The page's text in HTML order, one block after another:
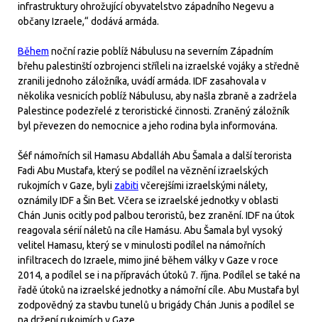
infrastruktury ohrožující obyvatelstvo západního Negevu a
občany Izraele,“ dodává armáda.
Během noční razie poblíž Nábulusu na severním Západním
břehu palestinští ozbrojenci stříleli na izraelské vojáky a středně
zranili jednoho záložníka, uvádí armáda. IDF zasahovala v
několika vesnicích poblíž Nábulusu, aby našla zbraně a zadržela
Palestince podezřelé z teroristické činnosti. Zraněný záložník
byl převezen do nemocnice a jeho rodina byla informována.
Šéf námořních sil Hamasu Abdalláh Abu Šamala a další terorista
Fadi Abu Mustafa, který se podílel na věznění izraelských
rukojmích v Gaze, byli zabitivčerejšími izraelskými nálety,
oznámily IDF a Šin Bet. Včera se izraelské jednotky v oblasti
Chán Junis ocitly pod palbou teroristů, bez zranění. IDF na útok
reagovala sérií náletů na cíle Hamásu. Abu Šamala byl vysoký
velitel Hamasu, který se v minulosti podílel na námořních
infiltracech do Izraele, mimo jiné během války v Gaze v roce
2014, a podílel se i na přípravách útoků 7. října. Podílel se také na
řadě útoků na izraelské jednotky a námořní cíle. Abu Mustafa byl
zodpovědný za stavbu tunelů u brigády Chán Junis a podílel se